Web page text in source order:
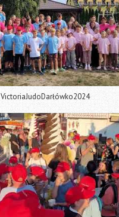
VictoriaJudoDarłówko2024